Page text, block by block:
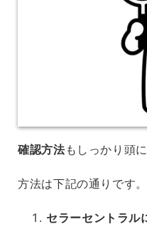
確認方法もしっかり頭
方法は下記の通りです。
セラーセントラル